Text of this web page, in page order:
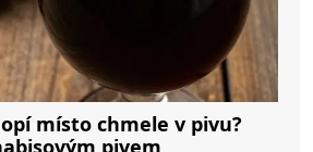
místo chmele v pivu?
pivem